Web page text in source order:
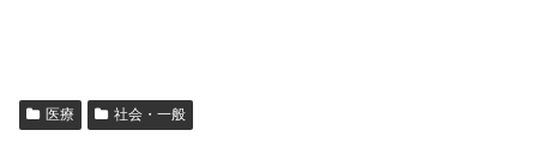
医療 社会・一般